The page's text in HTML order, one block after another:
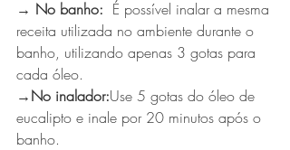
→ No banho:
  É possível inalar a mesma
receita utilizada no ambiente durante o
banho, utilizando apenas 3 gotas para
cada óleo.
→No inalador:Use 5 gotas do óleo de
eucalipto e inale por 20 minutos após o
banho.